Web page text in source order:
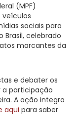
(MPF)
sociais para
celebrado
marcantes da
e debater os
a participação
A ação integra
aqui para saber